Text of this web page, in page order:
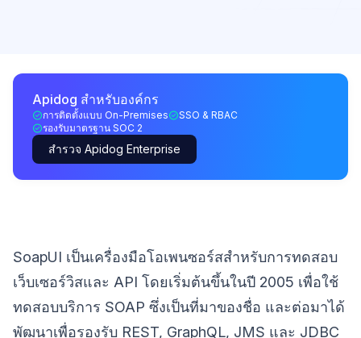
Apidog สำหรับองค์กร
การติดตั้งแบบ On-Premises
SSO & RBAC
รองรับมาตรฐาน SOC 2
สำรวจ Apidog Enterprise
SoapUI เป็นเครื่องมือโอเพนซอร์สสำหรับการทดสอบ
เว็บเซอร์วิสและ API โดยเริ่มต้นขึ้นในปี 2005 เพื่อใช้
ทดสอบบริการ SOAP ซึ่งเป็นที่มาของชื่อ และต่อมาได้
พัฒนาเพื่อรองรับ REST, GraphQL, JMS และ JDBC